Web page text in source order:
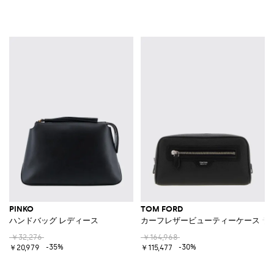
PINKO
ハンドバッグ レディース
￥32,276
￥20,979
-35%
TOM FORD
カーフレザービューティーケース
￥164,968
￥115,477
-30%